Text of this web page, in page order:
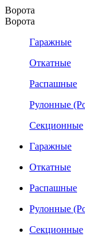
Ворота
Ворота
Гаражные
Откатные
Распашные
Рулонные
Секционные
Гаражные
Откатные
Распашные
Рулонные
Секционные